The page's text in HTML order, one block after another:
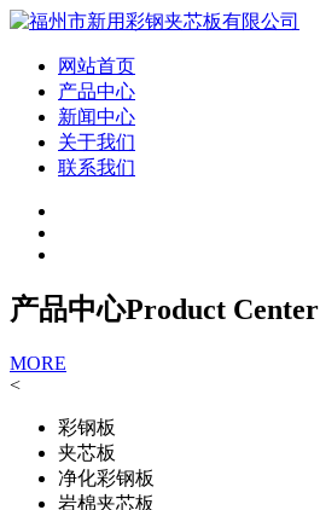
网站首页
产品中心
新闻中心
关于我们
联系我们
产品中心Product Center
MORE
<
彩钢板
夹芯板
净化彩钢板
岩棉夹芯板